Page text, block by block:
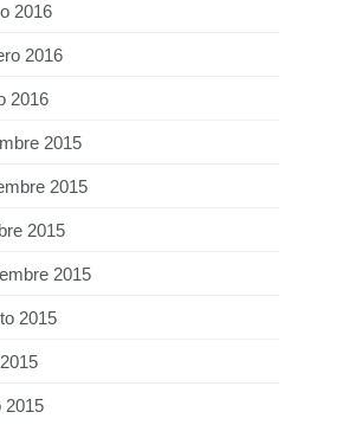
2016
2016
2016
2015
2015
2015
2015
2015
2015